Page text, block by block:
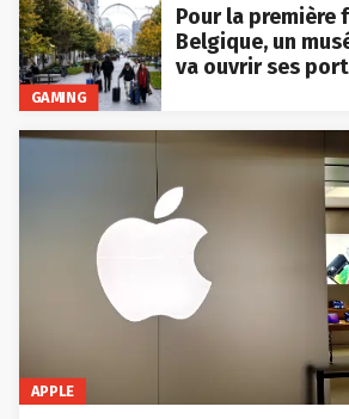
GAMING
Pour la première
Belgique, un
va ouvrir ses
APPLE